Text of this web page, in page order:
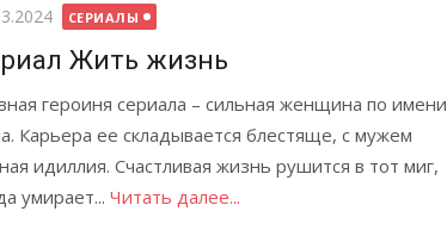
СЕРИАЛЫ
Жить жизнь
героиня сериала – сильная женщина по имени
Карьера ее складывается блестяще, с мужем
идиллия. Счастливая жизнь рушится в тот миг,
умирает... Читать далее...